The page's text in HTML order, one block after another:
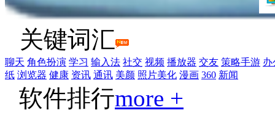
关键词汇
聊天 角色扮演 学习 输入法 社交 视频 播放器 交友 策略手游 办
纸 浏览器 健康 资讯 通讯 美颜 照片美化 漫画 360 新闻
软件排行more +